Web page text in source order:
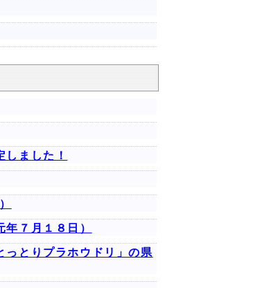
ました！
７月１８日）
っとりプラホウドリ」の県